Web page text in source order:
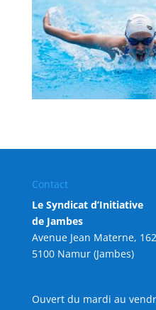
Contact
Le Syndicat d’Initiative
de Jambes
Avenue Jean Materne, 162
5100 Namur (Jambes)
Ouvert du mardi au